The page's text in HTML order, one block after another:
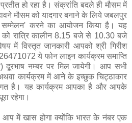
हो रहा है। संक्रांति बदले ही मौसम में
मौसम को यादगार बनाने के लिये जबलपुर
सम्मेलन' करने का आयोजन किया है। यह
रात्रि कालीन 8.15 बजे से 10.30 बजे
में विस्तृत जानकारी आपको श्री गिरीश
ये फोन लाइन कार्यक्रम समाप्ति
नम्‍बर पर मिल जायेगी। आप सभी
कार्यक्रम में आने के इच्‍छुक चिट्ठाकार
है। यह कार्यक्रम आपका है और आपके
रहेगा।
में खास होगा क्योंकि भारत के नंबर एक